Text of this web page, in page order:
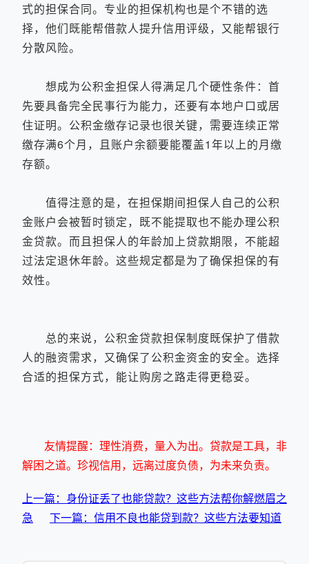
式的担保合同。专业的担保机构也是个不错的选
择，他们既能帮借款人提升信用评级，又能帮银行
分散风险。
想成为公积金担保人得满足几个硬性条件：首
先要具备完全民事行为能力，还要有本地户口或居
住证明。公积金缴存记录也很关键，需要连续正常
缴存满6个月，且账户余额要能覆盖1年以上的月缴
存额。
值得注意的是，在担保期间担保人自己的公积
金账户会被暂时锁定，既不能提取也不能办理公积
金贷款。而且担保人的年龄加上贷款期限，不能超
过法定退休年龄。这些规定都是为了确保担保的有
效性。
总的来说，公积金贷款担保制度既保护了借款
人的融资需求，又确保了公积金资金的安全。选择
合适的担保方式，能让购房之路走得更稳妥。
友情提醒：理性消费，量入为出。贷款是工具，非
解困之道。珍视信用，远离过度负债，为未来负责。
上一篇：身份证丢了也能贷款？这些方法帮你解燃眉之
急
下一篇：信用不良也能贷到款？这些方法要知道